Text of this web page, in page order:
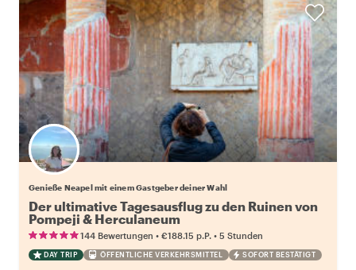
Wähle deinen Lieblingsgastgeber
Genieße Neapel mit einem Gastgeber deiner Wahl
Der ultimative Tagesausflug zu den Ruinen von
Pompeji & Herculaneum
144 Bewertungen • €188.15 p.P. • 5 Stunden
DAY TRIP ÖFFENTLICHE VERKEHRSMITTEL SOFORT BESTÄTIGT